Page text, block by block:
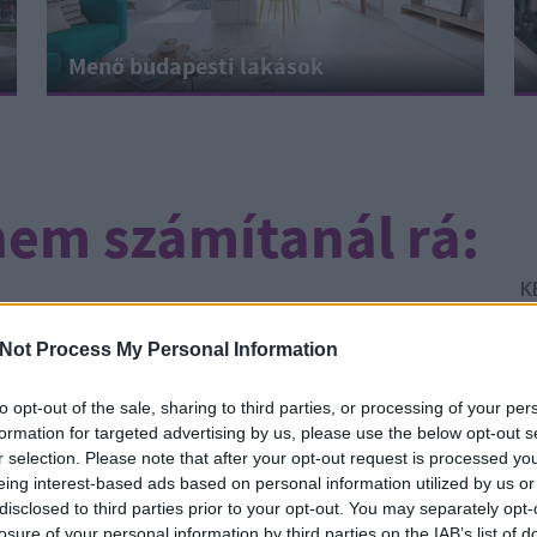
Process My Personal Information
opt-out of the sale, sharing to third parties, or processing of your
for targeted advertising by us, please use the below opt-out
selection. Please note that after your opt-out request is processed
interest-based ads based on personal information utilized by us
to third parties prior to your opt-out. You may separately
Menő budapesti lakások
számítanál rá:
PASTA TÓPARK VAJDAHUNYAD
magamban nulla olasz tudással ezt a nevet.
Google Translate kijavított, hogy az Pasta sul
beszél olaszul, az ne is olvasson olaszul. Na